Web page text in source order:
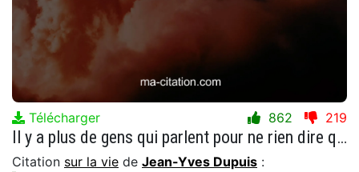
Télécharger 862 219
Il y a plus de gens qui parlent pour ne rien dire qu'il y en a pour les Ã©couter.
Citation sur la vie de Jean-Yves Dupuis :